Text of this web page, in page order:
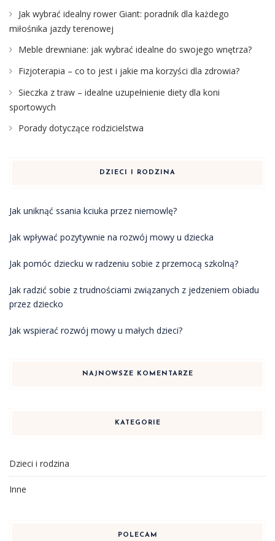
Jak wybrać idealny rower Giant: poradnik dla każdego
miłośnika jazdy terenowej
Meble drewniane: jak wybrać idealne do swojego wnętrza?
Fizjoterapia – co to jest i jakie ma korzyści dla zdrowia?
Sieczka z traw – idealne uzupełnienie diety dla koni
sportowych
Porady dotyczące rodzicielstwa
DZIECI I RODZINA
Jak uniknąć ssania kciuka przez niemowlę?
Jak wpływać pozytywnie na rozwój mowy u dziecka
Jak pomóc dziecku w radzeniu sobie z przemocą szkolną?
Jak radzić sobie z trudnościami związanych z jedzeniem obiadu
przez dziecko
Jak wspierać rozwój mowy u małych dzieci?
NAJNOWSZE KOMENTARZE
KATEGORIE
Dzieci i rodzina
Inne
POLECAM